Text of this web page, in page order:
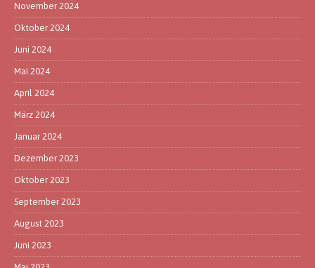
November 2024
Oktober 2024
Juni 2024
Mai 2024
April 2024
März 2024
Januar 2024
Dezember 2023
Oktober 2023
September 2023
August 2023
Juni 2023